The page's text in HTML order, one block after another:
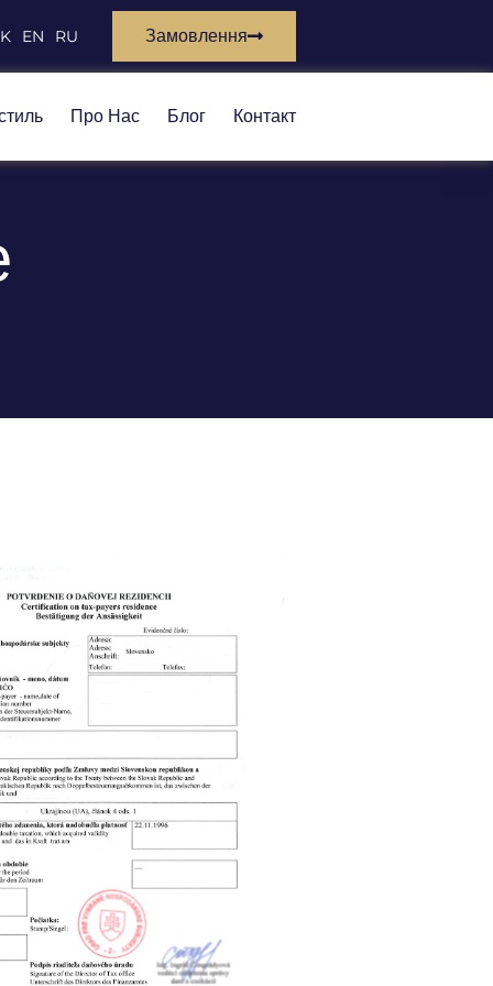
EN RU Замовлення
Про Нас Блог Контакт